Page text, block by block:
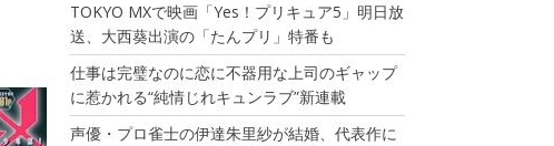
TOKYO MXで映画「Yes！プリキュア5」明日放
送、大西葵出演の「たんプリ」特番も
仕事は完璧なのに恋に不器用な上司のギャップ
に惹かれる“純情じれキュンラブ”新連載
声優・プロ雀士の伊達朱里紗が結婚、代表作に